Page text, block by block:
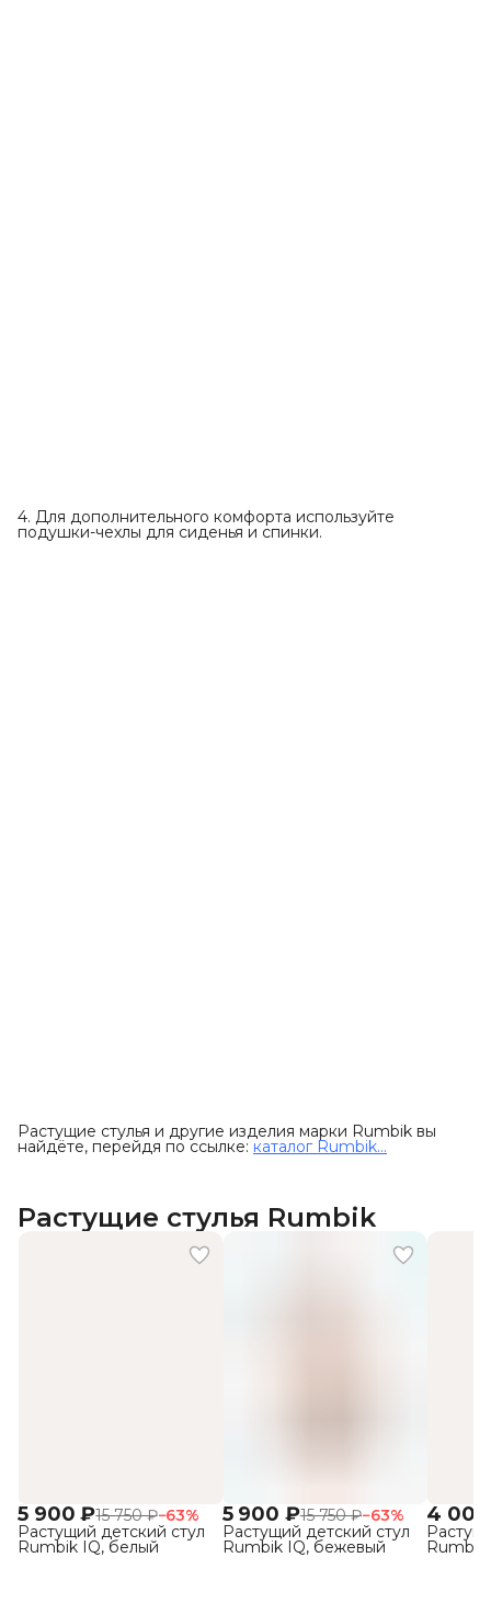
4. Для дополнительного комфорта используйте
подушки-чехлы для сиденья и спинки.
Растущие стулья и другие изделия марки Rumbik вы
найдёте, перейдя по ссылке: каталог Rumbik...
Растущие стулья Rumbik
5 900 ₽15 750 ₽−63%
Растущий детский стул
Rumbik IQ, белый
5 900 ₽15 750 ₽−63%
Растущий детский стул
Rumbik IQ, бежевый
4